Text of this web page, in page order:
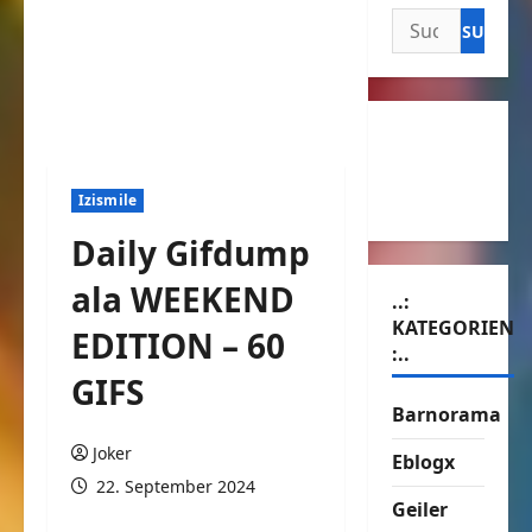
Izismile
Daily Gifdump
ala WEEKEND
EDITION – 60
GIFS
Joker
22. September 2024
Suchen
nach:
..:
KATEGORIEN
:..
Barnorama
Eblogx
Geiler